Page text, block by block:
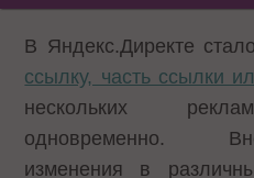
В Яндекс.Директе
ссылку, часть ссылки
нескольких
одновременно.
изменения в